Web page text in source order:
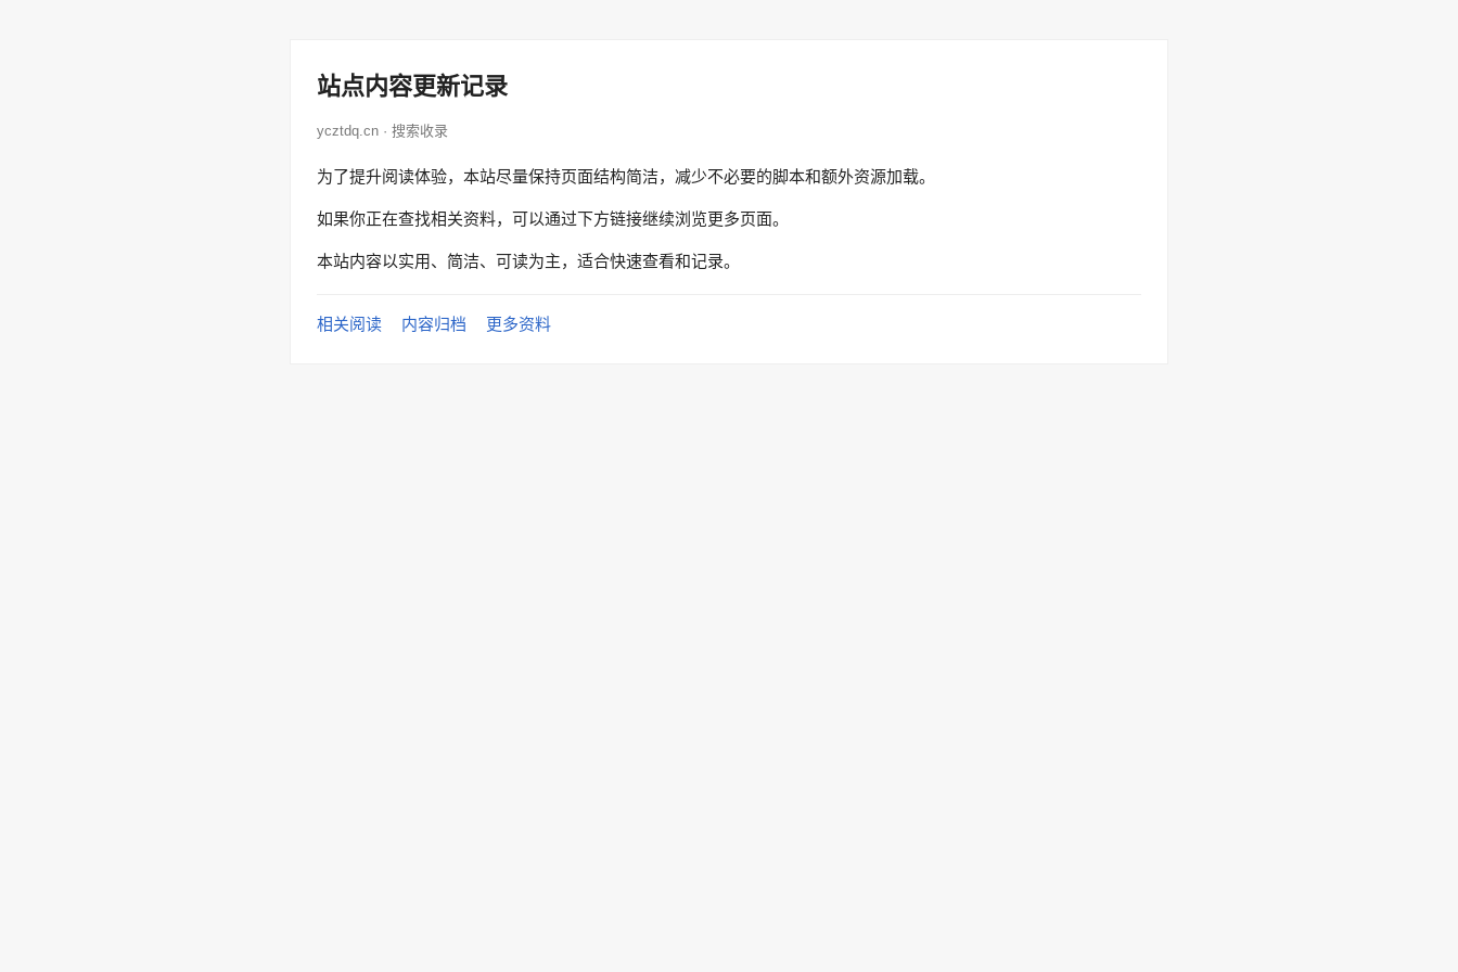
站点内容更新记录
ycztdq.cn · 搜索收录
为了提升阅读体验，本站尽量保持页面结构简洁，减少不必要的脚本和额外资源加载。
如果你正在查找相关资料，可以通过下方链接继续浏览更多页面。
本站内容以实用、简洁、可读为主，适合快速查看和记录。
相关阅读 内容归档 更多资料